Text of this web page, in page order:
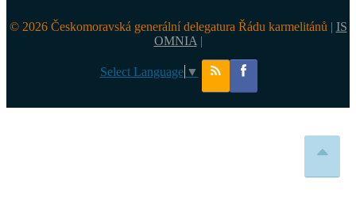
© 2026 Českomoravská generální delegatura Řádu karmelitánů | IS
OMNIA |
Select Language ▼